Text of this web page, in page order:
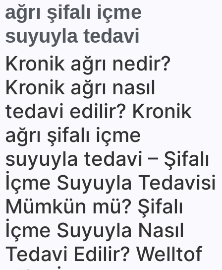
ağrı şifalı içme
suyuyla tedavi
Kronik ağrı nedir?
Kronik ağrı nasıl
tedavi edilir? Kronik
ağrı şifalı içme
suyuyla tedavi – Şifalı
İçme Suyuyla Tedavisi
Mümkün mü? Şifalı
İçme Suyuyla Nasıl
Tedavi Edilir? Welltof